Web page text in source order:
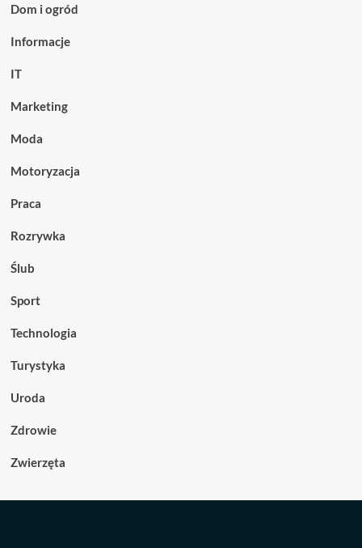
Dom i ogród
Informacje
IT
Marketing
Moda
Motoryzacja
Praca
Rozrywka
Ślub
Sport
Technologia
Turystyka
Uroda
Zdrowie
Zwierzęta